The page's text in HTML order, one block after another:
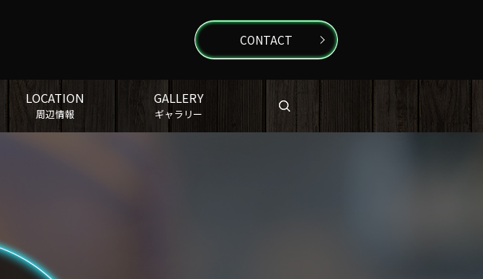
CONTACT
LOCATION
周辺情報
GALLERY
ギャラリー search